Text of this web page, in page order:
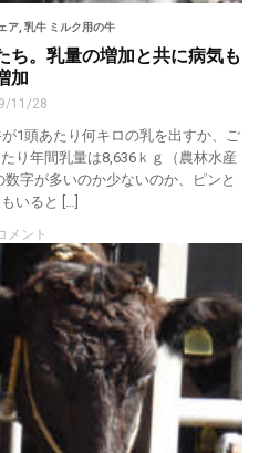
ア, 乳牛 ミルク用の牛
ち。乳量の増加と共に病気も
加
11/28
1頭あたり何キロの乳を出すか、ご
り年間乳量は8,636ｋｇ（農林水産
字が多いのか少ないのか、ピンと
いると […]
メント